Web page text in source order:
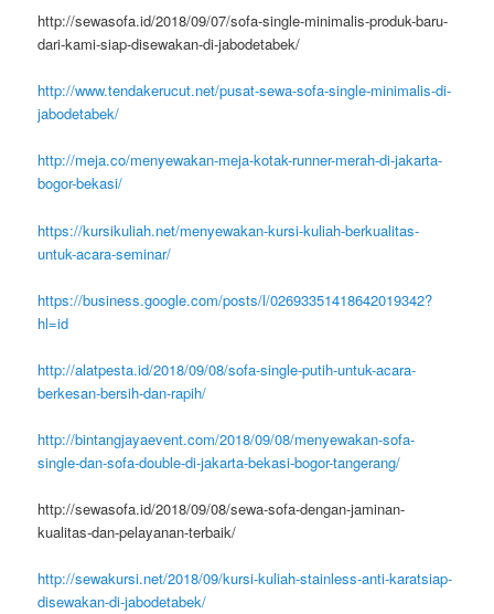
http://sewasofa.id/2018/09/07/sofa-single-minimalis-produk-baru-
dari-kami-siap-disewakan-di-jabodetabek/
http://www.tendakerucut.net/pusat-sewa-sofa-single-minimalis-di-
jabodetabek/
http://meja.co/menyewakan-meja-kotak-runner-merah-di-jakarta-
bogor-bekasi/
https://kursikuliah.net/menyewakan-kursi-kuliah-berkualitas-
untuk-acara-seminar/
https://business.google.com/posts/l/02693351418642019342?
hl=id
http://alatpesta.id/2018/09/08/sofa-single-putih-untuk-acara-
berkesan-bersih-dan-rapih/
http://bintangjayaevent.com/2018/09/08/menyewakan-sofa-
single-dan-sofa-double-di-jakarta-bekasi-bogor-tangerang/
http://sewasofa.id/2018/09/08/sewa-sofa-dengan-jaminan-
kualitas-dan-pelayanan-terbaik/
http://sewakursi.net/2018/09/kursi-kuliah-stainless-anti-karatsiap-
disewakan-di-jabodetabek/